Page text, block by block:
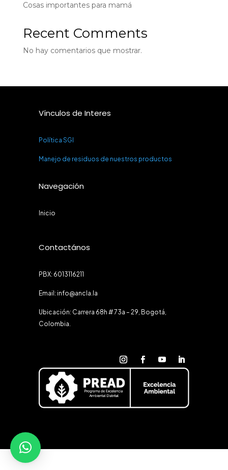
Cosas importantes para mamá
Recent Comments
No hay comentarios que mostrar.
Vínculos de Interes
Política SGI
Manejo de residuos de nuestros productos
Navegación
Inicio
Contactános
PBX: 6013116211
Email: info@ancla.la
Ubicación: Carrera 68h # 73a – 29, Bogotá,
Colombia.